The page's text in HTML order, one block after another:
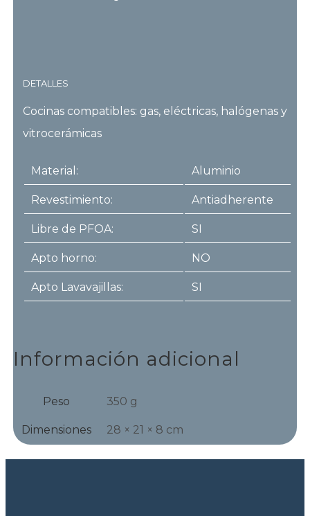
DETALLES
Cocinas compatibles: gas, eléctricas, halógenas y
vitrocerámicas
Material: Aluminio
Revestimiento: Antiadherente
Libre de PFOA: SI
Apto horno: NO
Apto Lavavajillas: SI
Información adicional
Peso 350 g
Dimensiones 28 × 21 × 8 cm